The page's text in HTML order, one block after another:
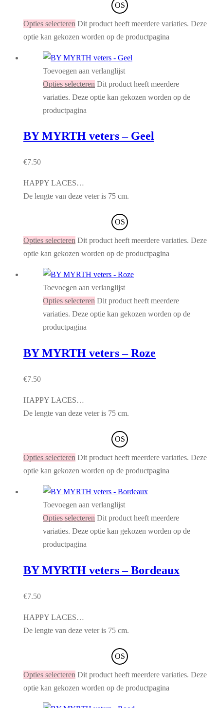
OS
Opties selecteren Dit product heeft meerdere variaties. Deze
optie kan gekozen worden op de productpagina
Toevoegen aan verlanglijst
Opties selecteren Dit product heeft meerdere
variaties. Deze optie kan gekozen worden op de
productpagina
BY MYRTH veters – Geel
€7.50
HAPPY LACES…
De lengte van deze veter is 75 cm.
OS
Opties selecteren Dit product heeft meerdere variaties. Deze
optie kan gekozen worden op de productpagina
Toevoegen aan verlanglijst
Opties selecteren Dit product heeft meerdere
variaties. Deze optie kan gekozen worden op de
productpagina
BY MYRTH veters – Roze
€7.50
HAPPY LACES…
De lengte van deze veter is 75 cm.
OS
Opties selecteren Dit product heeft meerdere variaties. Deze
optie kan gekozen worden op de productpagina
Toevoegen aan verlanglijst
Opties selecteren Dit product heeft meerdere
variaties. Deze optie kan gekozen worden op de
productpagina
BY MYRTH veters – Bordeaux
€7.50
HAPPY LACES…
De lengte van deze veter is 75 cm.
OS
Opties selecteren Dit product heeft meerdere variaties. Deze
optie kan gekozen worden op de productpagina